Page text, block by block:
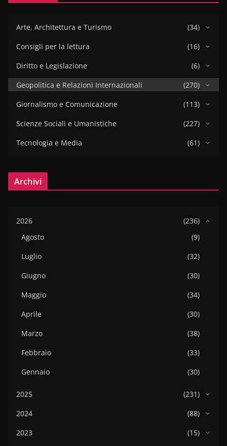
Arte, Architettura e Turismo
(34)
Consigli per la lettura
(16)
Diritto e Legislazione
(6)
Geopolitica e Relazioni Internazionali
(270)
Giornalismo e Comunicazione
(113)
Scienze Sociali e Umanistiche
(227)
Tecnologia e Media
(61)
Archivi
2026
(236)
Agosto
(9)
Luglio
(32)
Giugno
(30)
Maggio
(34)
Aprile
(30)
Marzo
(38)
Febbraio
(33)
Gennaio
(30)
2025
(231)
2024
(88)
2023
(15)